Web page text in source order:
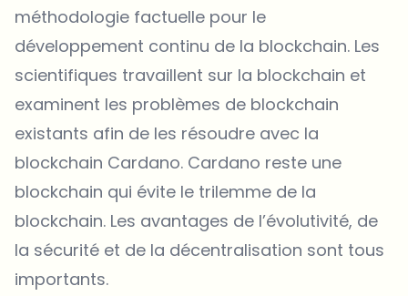
méthodologie factuelle pour le
développement continu de la blockchain. Les
scientifiques travaillent sur la blockchain et
examinent les problèmes de blockchain
existants afin de les résoudre avec la
blockchain Cardano. Cardano reste une
blockchain qui évite le trilemme de la
blockchain. Les avantages de l’évolutivité, de
la sécurité et de la décentralisation sont tous
importants.